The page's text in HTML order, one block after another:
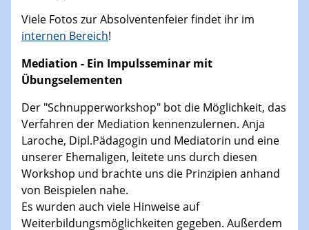
Viele Fotos zur Absolventenfeier findet ihr im
internen Bereich!
Mediation - Ein Impulsseminar mit
Übungselementen
Der "Schnupperworkshop" bot die Möglichkeit, das
Verfahren der Mediation kennenzulernen. Anja
Laroche, Dipl.Pädagogin und Mediatorin und eine
unserer Ehemaligen, leitete uns durch diesen
Workshop und brachte uns die Prinzipien anhand
von Beispielen nahe.
Es wurden auch viele Hinweise auf
Weiterbildungsmöglichkeiten gegeben. Außerdem